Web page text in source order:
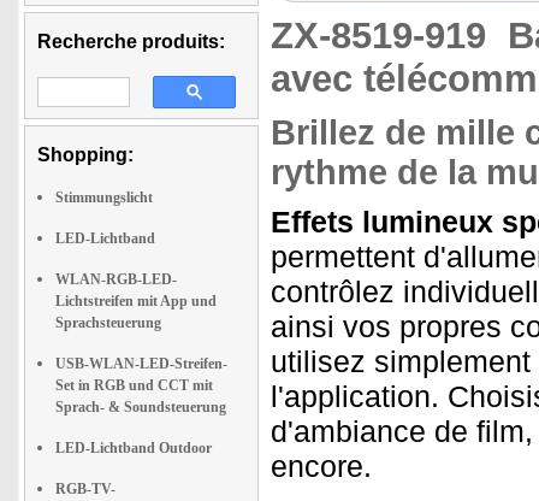
Recherche produits:
Shopping:
Stimmungslicht
LED-Lichtband
WLAN-RGB-LED-
Lichtstreifen mit App und
Sprachsteuerung
USB-WLAN-LED-Streifen-
Set in RGB und CCT mit
Sprach- & Soundsteuerung
LED-Lichtband Outdoor
RGB-TV-
ZX-8519-919
avec
Brillez de mille
rythme de la
Effets lumineux
permettent
contrôlez
ainsi vos propres
utilisez
l'application.
d'ambiance de
encore.